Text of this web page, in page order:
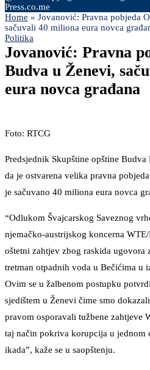
Press.co.me
Home » Jovanović: Pravna pobjeda
sačuvali 40 miliona eura novca
Politika
Jovanović: Pravna
Budva u Ženevi,
eura novca građana
Foto: RTCG
Predsjednik Skupštine opštine
da je ostvarena velika pravna
je sačuvano 40 miliona eura novca
“Odlukom Švajcarskog Saveznog
njemačko-austrijskog koncerna
oštetni zahtjev zbog raskida ugovora
tretman otpadnih voda u Bečićima u
Ovim se u žalbenom postupku
sjedištem u Ženevi čime smo
pravom osporavali tužbene zahtjeve
taj način pokriva korupcija u jednom
ikada”, kaže se u saopštenju.